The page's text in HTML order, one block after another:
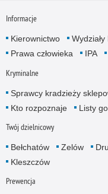
Informacje
Kierownictwo Wydziały
Prawa człowieka
IPA
Kryminalne
Sprawcy kradzieży
Kto rozpoznaje
Listy
Twój dzielnicowy
Bełchatów Zelów
Kleszczów
Prewencja